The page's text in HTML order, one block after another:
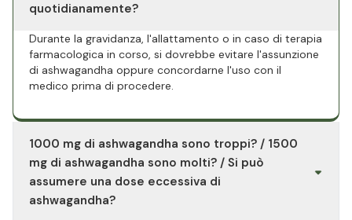
quotidianamente?
Durante la gravidanza, l'allattamento o in caso di terapia
farmacologica in corso, si dovrebbe evitare l'assunzione
di ashwagandha oppure concordarne l'uso con il
medico prima di procedere.
1000 mg di ashwagandha sono troppi? / 1500
mg di ashwagandha sono molti? / Si può
assumere una dose eccessiva di
ashwagandha?